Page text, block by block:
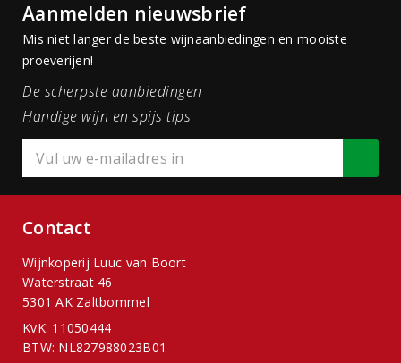
Aanmelden nieuwsbrief
Mis niet langer de beste wijnaanbiedingen en mooiste
proeverijen!
De scherpste aanbiedingen
Handige wijn en spijs tips
Contact
Wijnkoperij Luuc van Boort
Waterstraat 46
5301 AK Zaltbommel
KvK: 11050444
BTW: NL827988023B01